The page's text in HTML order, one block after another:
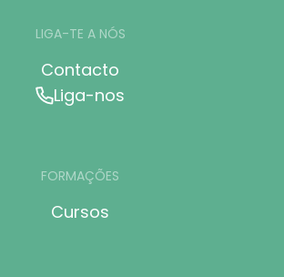
LIGA-TE A NÓS
Contacto
Liga-nos
FORMAÇÕES
Cursos